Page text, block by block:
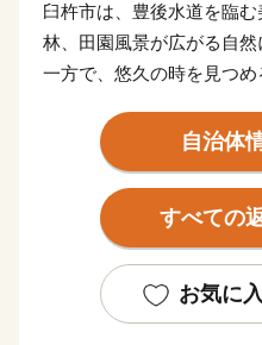
臼杵市は、豊後水道を臨
林、田園風景が広がる自然
一方で、悠久の時を見つ
を馳せ、今も武家屋敷な
る城下町でもあります。
伝統を大切にする臼杵人
相まって、「日本の心が
自治体
すべての
お気に